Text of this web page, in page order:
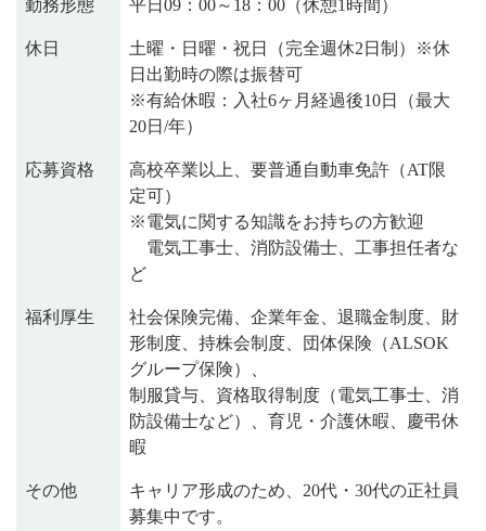
勤務形態 平日09：00～18：00（休憩1時間）
休日
土曜・日曜・祝日（完全週休2日制）※休
⽇出勤時の際は振替可
※有給休暇：入社6ヶ月経過後10日（最大
20日/年）
応募資格
高校卒業以上、要普通自動車免許（AT限
定可）
※電気に関する知識をお持ちの方歓迎
電気工事士、消防設備士、工事担任者な
ど
福利厚生
社会保険完備、企業年金、退職金制度、財
形制度、持株会制度、団体保険（ALSOK
グループ保険）、
制服貸与、資格取得制度（電気工事士、消
防設備士など）、育児・介護休暇、慶弔休
暇
その他
キャリア形成のため、20代・30代の正社員
募集中です。